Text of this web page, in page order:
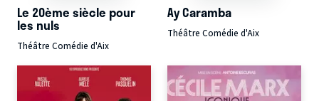
Le 20ème siècle pour
les nuls
Théâtre Comédie d'Aix
Ay Caramba
Théâtre Comédie d'Aix